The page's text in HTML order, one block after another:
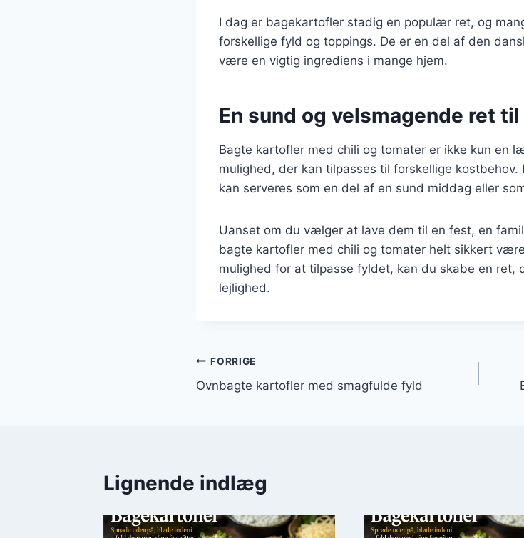
I dag er bagekartofler stadig en populær ret, og
forskellige fyld og toppings. De er en del af den
være en vigtig ingrediens i mange hjem.
En sund og velsmagende ret
Bagte kartofler med chili og tomater er ikke kun en
mulighed, der kan tilpasses til forskellige
kan serveres som en del af en sund middag eller
Uanset om du vælger at lave dem til en fest, en
bagte kartofler med chili og tomater helt sikkert
mulighed for at tilpasse fyldet, kan du skabe en ret,
lejlighed.
Indlægsnavigation
FORRIGE
Ovnbagte kartofler med smagfulde fyld
Lignende indlæg